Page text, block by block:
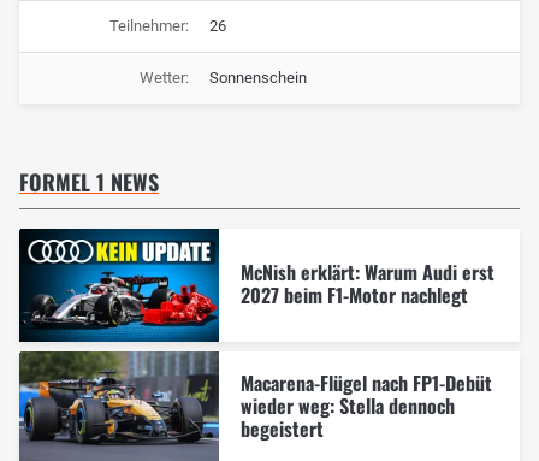
Teilnehmer: 26
Wetter: Sonnenschein
FORMEL 1 NEWS
McNish erklärt: Warum Audi erst
2027 beim F1-Motor nachlegt
Macarena-Flügel nach FP1-Debüt
wieder weg: Stella dennoch
begeistert